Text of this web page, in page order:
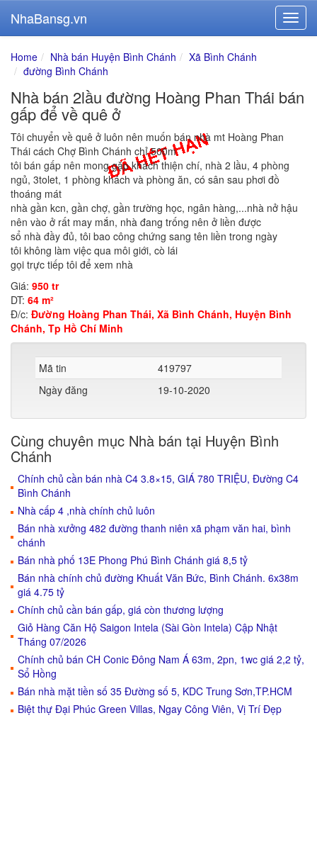
NhaBansg.vn
Home Nhà bán Huyện Bình Chánh
Xã Bình Chánh
đường Bình Chánh
Nhà bán 2lầu đường Hoàng Phan Thái bán
gấp để về quê ở
Tôi chuyển về quê ở luôn nên muốn bán nhà mt Hoàng Phan
Thái cách Chợ Bình Chánh chỉ 500m
tôi bán gấp nên mong gặp khách thiện chí, nhà 2 lầu, 4 phòng
ngủ, 3tolet, 1 phòng khách và phòng ăn, có sân sau phơi đồ
thoáng mát
nhà gần kcn, gần chợ, gần trường học, ngân hàng,...nhà nở hậu
nên vào ở rất may mắn, nhà đang trống nên ở liền được
sổ nhà đầy đủ, tôi bao công chứng sang tên liền trong ngày
tôi không làm việc qua môi giới, cò lái
gọi trực tiếp tôi để xem nhà
Giá: 950 tr
DT: 64 m²
Đ/c: Đường Hoàng Phan Thái, Xã Bình Chánh, Huyện Bình
Chánh, Tp Hồ Chí Minh
Mã tin
419797
Ngày đăng
19-10-2020
Cùng chuyên mục Nhà bán tại Huyện Bình
Chánh
Chính chủ cần bán nhà C4 3.8×15, GIÁ 780 TRIỆU, Đường C4
Bình Chánh
Nhà cấp 4 ,nhà chính chủ luôn
Bán nhà xưởng 482 đường thanh niên xã phạm văn hai, bình
chánh
Bán nhà phố 13E Phong Phú Bình Chánh giá 8,5 tỷ
Bán nhà chính chủ đường Khuất Văn Bức, Bình Chánh. 6x38m
giá 4.75 tỷ
Chính chủ cần bán gấp, giá còn thương lượng
Giỏ Hàng Căn Hộ Saigon Intela (Sài Gòn Intela) Cập Nhật
Tháng 07/2026
Chính chủ bán CH Conic Đông Nam Á 63m, 2pn, 1wc giá 2,2 tỷ,
Sổ Hồng
Bán nhà mặt tiền số 35 Đường số 5, KDC Trung Sơn,TP.HCM
Biệt thự Đại Phúc Green Villas, Ngay Công Viên, Vị Trí Đẹp